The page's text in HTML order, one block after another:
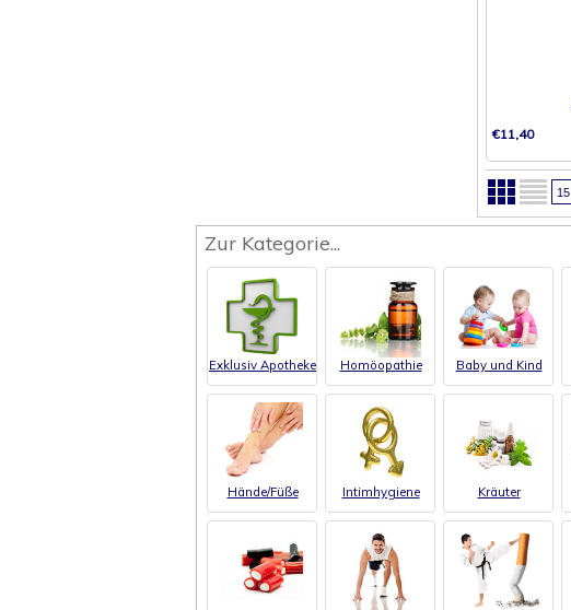
€11,40
Zur Kategorie...
Exklusiv Apotheke Homöopathie Baby und Kind
Hände/Füße Intimhygiene Kräuter